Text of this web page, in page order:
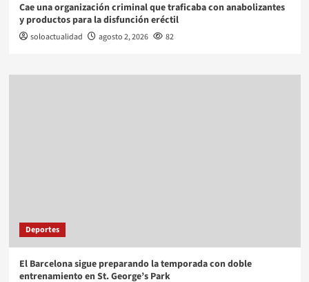
Cae una organización criminal que traficaba con anabolizantes
y productos para la disfunción eréctil
soloactualidad agosto 2, 2026 82
Deportes
El Barcelona sigue preparando la temporada con doble
entrenamiento en St. George’s Park